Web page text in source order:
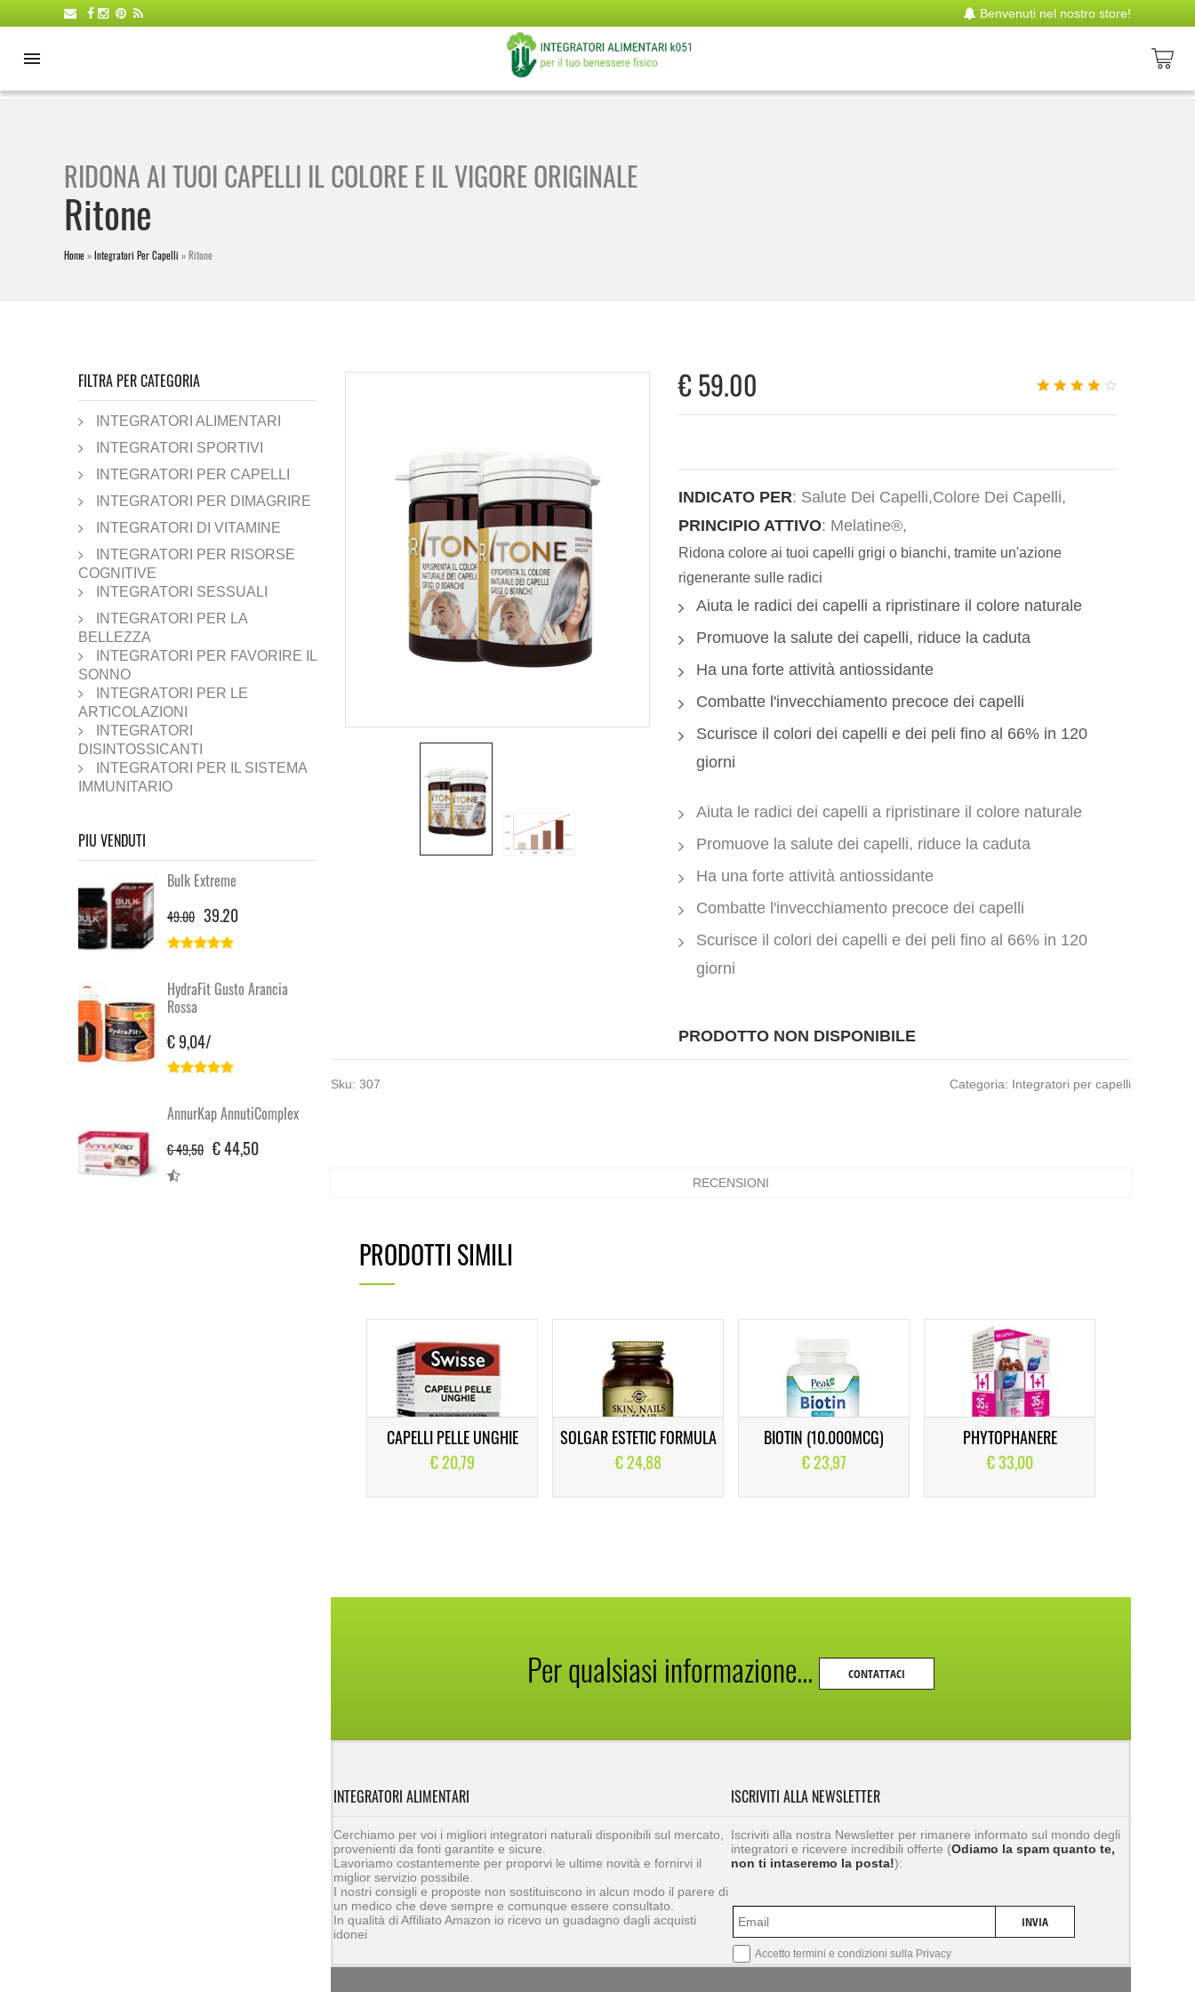
Benvenuti nel nostro store!
RIDONA AI TUOI CAPELLI IL COLORE E IL VIGORE ORIGINALE
Ritone
Home»Integratori Per Capelli »Ritone
FILTRA PER CATEGORIA
INTEGRATORI ALIMENTARI
INTEGRATORI SPORTIVI
INTEGRATORI PER CAPELLI
INTEGRATORI PER DIMAGRIRE
INTEGRATORI DI VITAMINE
INTEGRATORI PER RISORSE
COGNITIVE
INTEGRATORI SESSUALI
INTEGRATORI PER LA
BELLEZZA
INTEGRATORI PER FAVORIRE IL
SONNO
INTEGRATORI PER LE
ARTICOLAZIONI
INTEGRATORI
DISINTOSSICANTI
INTEGRATORI PER IL SISTEMA
IMMUNITARIO
PIU VENDUTI
Bulk Extreme
49.00 39.20
HydraFit Gusto Arancia
Rossa
€ 9,04/
AnnurKap AnnutiComplex
€ 49,50 € 44,50
€ 59.00
INDICATO PER: Salute Dei Capelli,Colore Dei Capelli,
PRINCIPIO ATTIVO: Melatine®,
Ridona colore ai tuoi capelli grigi o bianchi, tramite un'azione
rigenerante sulle radici
Aiuta le radici dei capelli a ripristinare il colore naturale
Promuove la salute dei capelli, riduce la caduta
Ha una forte attività antiossidante
Combatte l'invecchiamento precoce dei capelli
Scurisce il colori dei capelli e dei peli fino al 66% in 120
giorni
Aiuta le radici dei capelli a ripristinare il colore naturale
Promuove la salute dei capelli, riduce la caduta
Ha una forte attività antiossidante
Combatte l'invecchiamento precoce dei capelli
Scurisce il colori dei capelli e dei peli fino al 66% in 120
giorni
PRODOTTO NON DISPONIBILE
Sku: 307 Categoria: Integratori per capelli
RECENSIONI
PRODOTTI SIMILI
CAPELLI PELLE UNGHIE
€ 20,79
SOLGAR ESTETIC FORMULA
€ 24,88
BIOTIN (10.000MCG)
€ 23,97
PHYTOPHANERE
€ 33,00
Per qualsiasi informazione... CONTATTACI
INTEGRATORI ALIMENTARI
Cerchiamo per voi i migliori integratori naturali disponibili sul mercato,
provenienti da fonti garantite e sicure.
Lavoriamo costantemente per proporvi le ultime novità e fornirvi il
miglior servizio possibile.
I nostri consigli e proposte non sostituiscono in alcun modo il parere di
un medico che deve sempre e comunque essere consultato.
In qualità di Affiliato Amazon io ricevo un guadagno dagli acquisti
idonei
ISCRIVITI ALLA NEWSLETTER
Iscriviti alla nostra Newsletter per rimanere informato sul mondo degli
integratori e ricevere incredibili offerte (Odiamo la spam quanto te,
non ti intaseremo la posta!):
INVIA
Accetto termini e condizioni sulla Privacy